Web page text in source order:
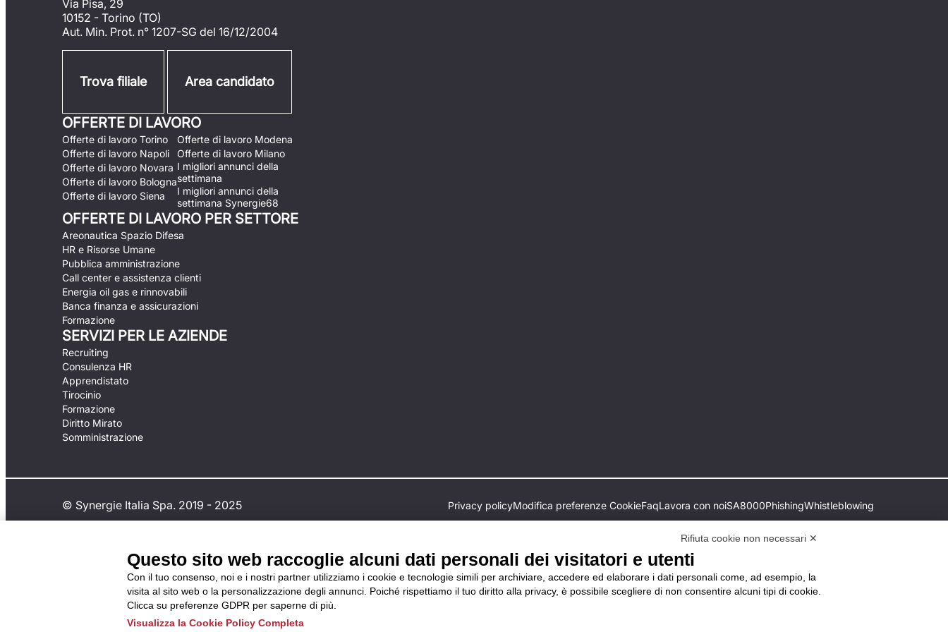
Via Pisa, 29
10152 - Torino (TO)
Aut. Min. Prot. n° 1207-SG del 16/12/2004
Trova filiale Area candidato
OFFERTE DI LAVORO
Offerte di lavoro Torino
Offerte di lavoro Napoli
Offerte di lavoro Novara
Offerte di lavoro Bologna
Offerte di lavoro Siena
Offerte di lavoro Modena
Offerte di lavoro Milano
I migliori annunci della
settimana
I migliori annunci della
settimana Synergie68
OFFERTE DI LAVORO PER SETTORE
Areonautica Spazio Difesa
HR e Risorse Umane
Pubblica amministrazione
Call center e assistenza clienti
Energia oil gas e rinnovabili
Banca finanza e assicurazioni
Formazione
SERVIZI PER LE AZIENDE
Recruiting
Consulenza HR
Apprendistato
Tirocinio
Formazione
Diritto Mirato
Somministrazione
© Synergie Italia Spa. 2019 - 2025 Privacy policyModifica preferenze CookieFaqLavora con noiSA8000PhishingWhistleblowing
Rifiuta cookie non necessari ✕
Questo sito web raccoglie alcuni dati personali dei visitatori e utenti
Con il tuo consenso, noi e i nostri partner utilizziamo i cookie e tecnologie simili per archiviare, accedere ed elaborare i dati personali come, ad esempio, la
visita al sito web o la personalizzazione degli annunci. Poiché rispettiamo il tuo diritto alla privacy, è possibile scegliere di non consentire alcuni tipi di cookie.
Clicca su preferenze GDPR per saperne di più.
Visualizza la Cookie Policy Completa